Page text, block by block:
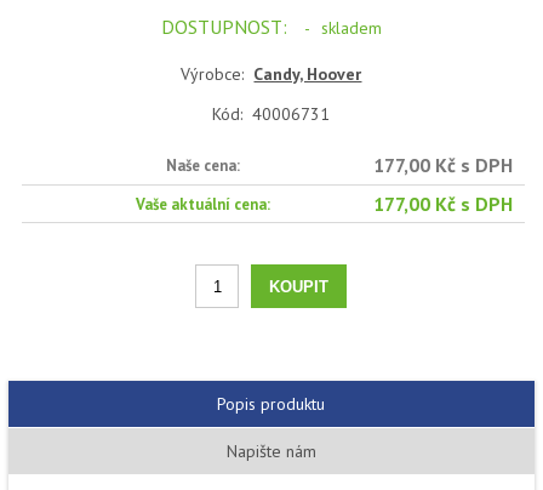
DOSTUPNOST: - skladem
Výrobce: Candy, Hoover
Kód: 40006731
Naše cena: 177,00 Kč s DPH
Vaše aktuální cena: 177,00 Kč s DPH
Popis produktu
Napište nám